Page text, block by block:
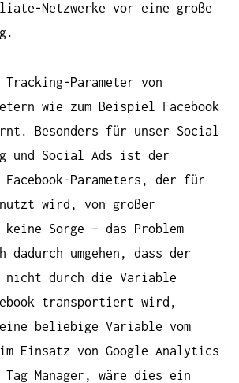
Netzwerke vor eine große
Tracking-Parameter von
wie zum Beispiel Facebook
Besonders für unser Social
und Social Ads ist der
Facebook-Parameters, der für
wird, von großer
keine Sorge – das Problem
umgehen, dass der
nicht durch die Variable
transportiert wird,
beliebige Variable vom
Einsatz von Google Analytics
Tag Manager, wäre dies ein